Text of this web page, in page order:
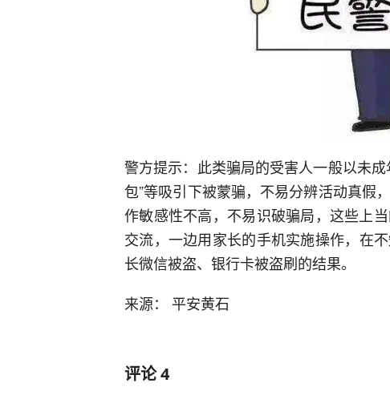
警方提示：此类骗局的受害人一般以未
包”等吸引下被蒙骗，不易分辨活动真假
作敏感性不高，不易识破骗局，这些上
交流，一边用家长的手机实施操作，在
长微信被盗、银行卡被盗刷的结果。
来源： 平安黄石
评论4